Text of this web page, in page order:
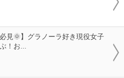
見🌞】グラノーラ好き現役女子
！お...